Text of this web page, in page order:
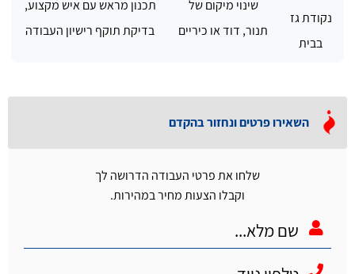
נקודת גז
בבית
שינוי מיקום של
תנור, דוד או כיריים
תכנון מראש עם איש מקצוע,
בדיקת תוקף רישיון העבודה
השאירו פרטים ונחזור בהקדם
שלחו את פרטי העבודה הדרושה לך
וקבלו הצעות מחיר במהירות.